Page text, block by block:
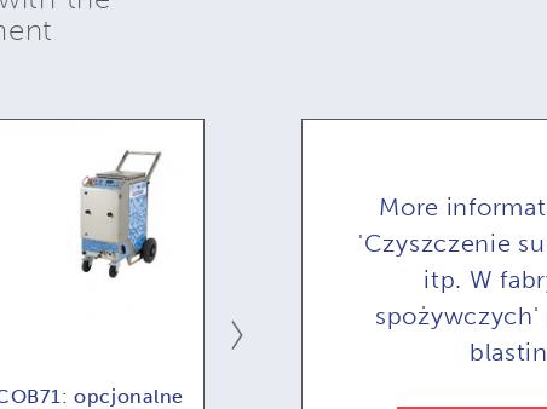
More
'Czyszczenie
itp. W
spożywczych'
opcjonalne